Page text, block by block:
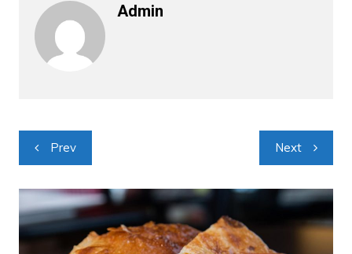
Admin
Navigacija
objava
Prev Next